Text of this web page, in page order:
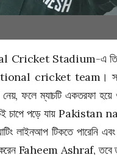
Cricket Stadium-এ
cricket team।
ফলে ম্যাচটি একতরফা হয়ে
চাপে পড়ে যায়Pakistan
ব্যাটিং লাইনআপ টিকতে
Faheem Ashraf, তবে